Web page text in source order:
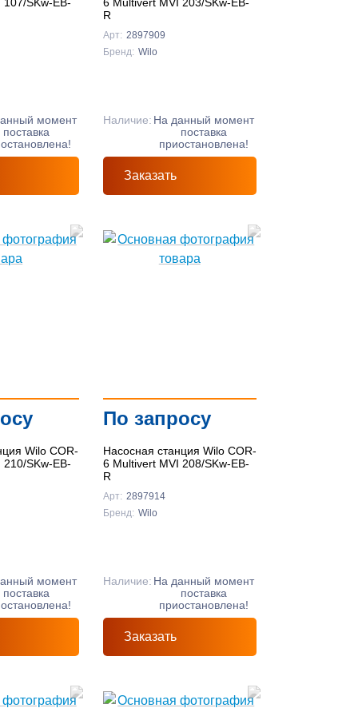
момент
поставка
R
Арт: 2897909
Бренд: Wilo
Наличие: На данный момент
поставка
приостановлена!
Заказать
Wilo COR-
SKw-EB-
момент
поставка
По запросу
Насосная станция Wilo COR-
6 Multivert MVI 208/SKw-EB-
R
Арт: 2897914
Бренд: Wilo
Наличие: На данный момент
поставка
приостановлена!
Заказать